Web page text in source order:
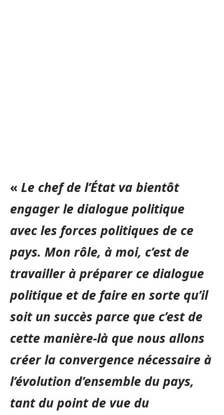
« Le chef de l’État va bientôt
engager le dialogue politique
avec les forces politiques de ce
pays. Mon rôle, à moi, c’est de
travailler à préparer ce dialogue
politique et de faire en sorte qu’il
soit un succès parce que c’est de
cette manière-là que nous allons
créer la convergence nécessaire à
l’évolution d’ensemble du pays,
tant du point de vue du